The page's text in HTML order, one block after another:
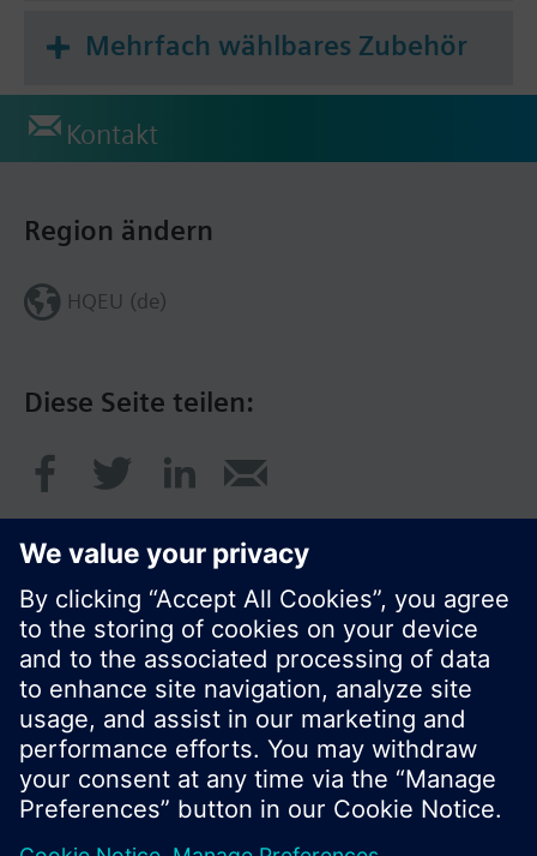
Mehrfach wählbares Zubehör
Kontakt
Diese Seite teilen:
Region ändern
HQEU (de)
© Siemens Schweiz AG 2017
Produktangebot und Preise können pro Land
variieren.